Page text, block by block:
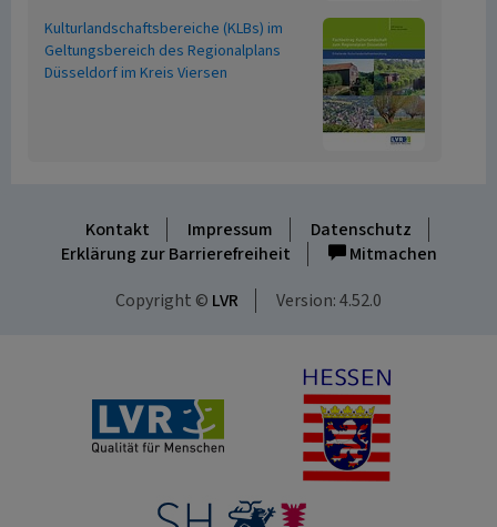
Kulturlandschaftsbereiche (KLBs) im
Geltungsbereich des Regionalplans
Düsseldorf im Kreis Viersen
Kontakt Impressum
Datenschutz
Erklärung zur Barrierefreiheit
Mitmachen
Copyright © LVR Version: 4.52.0